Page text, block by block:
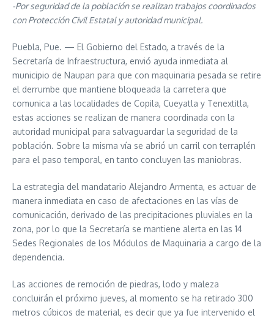
-Por seguridad de la población se realizan trabajos coordinados
con Protección Civil Estatal y autoridad municipal.
Puebla, Pue. — El Gobierno del Estado, a través de la
Secretaría de Infraestructura, envió ayuda inmediata al
municipio de Naupan para que con maquinaria pesada se retire
el derrumbe que mantiene bloqueada la carretera que
comunica a las localidades de Copila, Cueyatla y Tenextitla,
estas acciones se realizan de manera coordinada con la
autoridad municipal para salvaguardar la seguridad de la
población. Sobre la misma vía se abrió un carril con terraplén
para el paso temporal, en tanto concluyen las maniobras.
La estrategia del mandatario Alejandro Armenta, es actuar de
manera inmediata en caso de afectaciones en las vías de
comunicación, derivado de las precipitaciones pluviales en la
zona, por lo que la Secretaría se mantiene alerta en las 14
Sedes Regionales de los Módulos de Maquinaria a cargo de la
dependencia.
Las acciones de remoción de piedras, lodo y maleza
concluirán el próximo jueves, al momento se ha retirado 300
metros cúbicos de material, es decir que ya fue intervenido el